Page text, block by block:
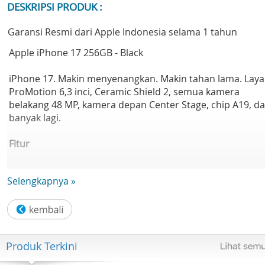
DESKRIPSI PRODUK :
Garansi Resmi dari Apple Indonesia selama 1 tahun
Apple iPhone 17 256GB - Black
iPhone 17. Makin menyenangkan. Makin tahan lama.
ProMotion 6,3 inci, Ceramic Shield 2, semua kamera
belakang 48 MP, kamera depan Center Stage, chip A19,
banyak lagi.
Fitur
LEBIH TAHAN LAMA. — iPhone 17 hadir dalam lima warna
bagian depan Ceramic Shield 2 yang 3x lipat lebih tahan
gores.
- LAYAR 6,3 INCI DENGAN PROMOTION. LEBIH TERANG.
CEMERLANG. — Pengguliran lancar dengan ProMotion
hingga 120 Hz, kontras luar ruangan yang lebih baik
Selengkapnya »
Produk Terkini